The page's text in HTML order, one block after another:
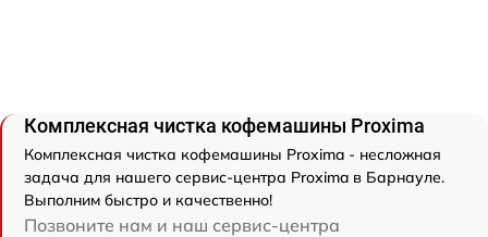
Комплексная чистка кофемашины Proxima
Комплексная чистка кофемашины Proxima - несложная
задача для нашего сервис-центра Proxima в Барнауле.
Выполним быстро и качественно!
Позвоните нам и наш сервис-центра